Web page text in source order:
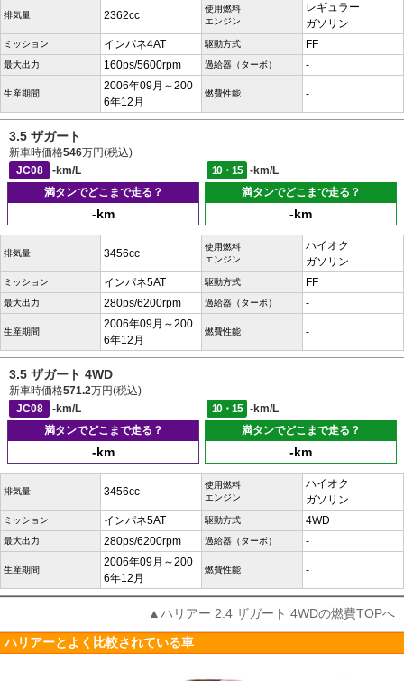
排気量 2362cc
使用燃料
エンジン
レギュラー
ガソリン
ミッション インパネ4AT 駆動方式 FF
最大出力 160ps/5600rpm 過給器（ターボ） -
生産期間
2006年09月～200
6年12月
燃費性能 -
3.5 ザガート
新車時価格546万円(税込)
JC08
-km/L 10・15
-km/L
満タンでどこまで走る？
-km
満タンでどこまで走る？
-km
排気量 3456cc
使用燃料
エンジン
ハイオク
ガソリン
ミッション インパネ5AT 駆動方式 FF
最大出力 280ps/6200rpm 過給器（ターボ） -
生産期間
2006年09月～200
6年12月
燃費性能 -
3.5 ザガート 4WD
新車時価格571.2万円(税込)
JC08
-km/L 10・15
-km/L
満タンでどこまで走る？
-km
満タンでどこまで走る？
-km
排気量 3456cc
使用燃料
エンジン
ハイオク
ガソリン
ミッション インパネ5AT 駆動方式 4WD
最大出力 280ps/6200rpm 過給器（ターボ） -
生産期間
2006年09月～200
6年12月
燃費性能 -
▲ハリアー 2.4 ザガート 4WDの燃費TOPへ
ハリアーとよく比較されている車